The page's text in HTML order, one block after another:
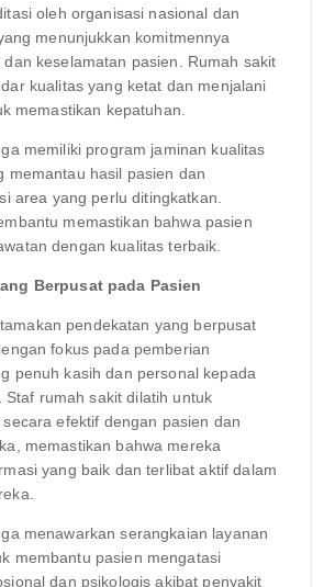
oleh organisasi nasional dan
menunjukkan komitmennya
keselamatan pasien. Rumah sakit
kualitas yang ketat dan menjalani
memastikan kepatuhan.
memiliki program jaminan kualitas
memantau hasil pasien dan
area yang perlu ditingkatkan.
memastikan bahwa pasien
dengan kualitas terbaik.
Berpusat pada Pasien
pendekatan yang berpusat
fokus pada pemberian
penuh kasih dan personal kepada
Staf rumah sakit dilatih untuk
efektif dengan pasien dan
memastikan bahwa mereka
yang baik dan terlibat aktif dalam
menawarkan serangkaian layanan
membantu pasien mengatasi
dan psikologis akibat penyakit